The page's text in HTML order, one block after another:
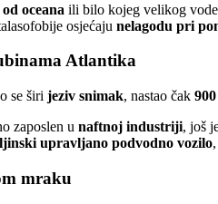
oceana ili bilo kojeg velikog
osjećaju nelagodu pri
Atlantika
se širi jeziv snimak, nastao čak
zaposlen u naftnoj industriji, još
upravljano podvodno vozilo
mraku